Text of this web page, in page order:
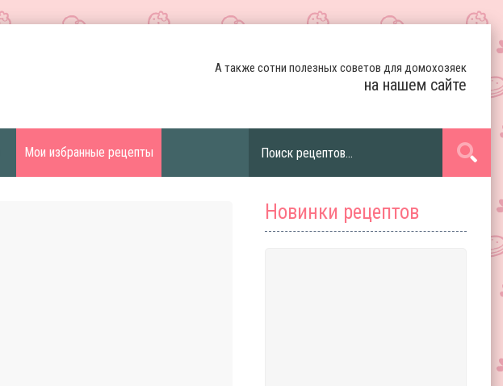
А также сотни полезных советов для домохозяек
на нашем сайте
Мои избранные рецепты
Новинки рецептов